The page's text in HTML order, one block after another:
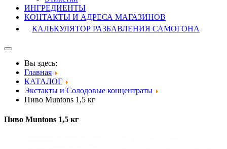
ИНГРЕДИЕНТЫ
КОНТАКТЫ И АДРЕСА МАГАЗИНОВ
КАЛЬКУЛЯТОР РАЗБАВЛЕНИЯ САМОГОНА
Вы здесь:
Главная
КАТАЛОГ
Экстакты и Солодовые концентраты
Пиво Muntons 1,5 кг
Пиво Muntons 1,5 кг